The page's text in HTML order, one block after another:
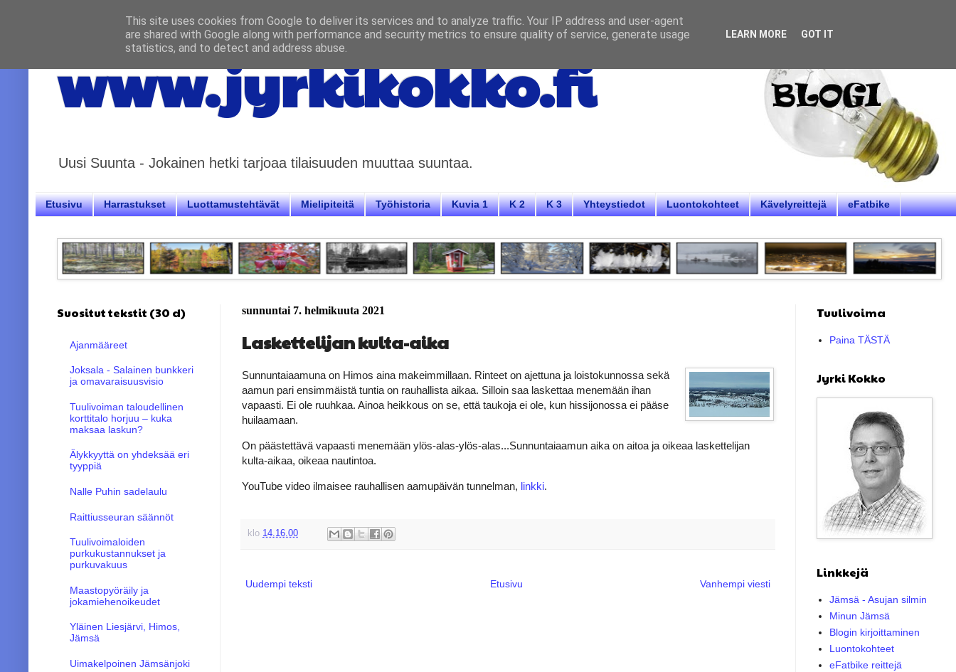
www.jyrkikokko.fi
Uusi Suunta - Jokainen hetki tarjoaa tilaisuuden muuttaa suuntaa.
Etusivu Harrastukset Luottamustehtävät Mielipiteitä Työhistoria Kuvia 1 K 2 K 3 Yhteystiedot Luontokohteet Kävelyreittejä eFatbike
sunnuntai 7. helmikuuta 2021
Laskettelijan kulta-aika
Sunnuntaiaamuna on Himos aina makeimmillaan. Rinteet on ajettuna ja loistokunnossa sekä
aamun pari ensimmäistä tuntia on rauhallista aikaa. Silloin saa laskettaa menemään ihan
vapaasti. Ei ole ruuhkaa. Ainoa heikkous on se, että taukoja ei ole, kun hissijonossa ei pääse
huilaamaan.
On päästettävä vapaasti menemään ylös-alas-ylös-alas...Sunnuntaiaamun aika on aitoa ja oikeaa laskettelijan
kulta-aikaa, oikeaa nautintoa.
YouTube video ilmaisee rauhallisen aamupäivän tunnelman, linkki.
klo 14.16.00
Uudempi teksti Vanhempi viesti
Etusivu
Suositut tekstit (30 d)
Ajanmääreet
Joksala - Salainen bunkkeri
ja omavaraisuusvisio
Tuulivoiman taloudellinen
korttitalo horjuu – kuka
maksaa laskun?
Älykkyyttä on yhdeksää eri
tyyppiä
Nalle Puhin sadelaulu
Raittiusseuran säännöt
Tuulivoimaloiden
purkukustannukset ja
purkuvakuus
Maastopyöräily ja
jokamiehenoikeudet
Yläinen Liesjärvi, Himos,
Jämsä
Uimakelpoinen Jämsänjoki
Tuulivoima
Paina TÄSTÄ
Jyrki Kokko
Linkkejä
Jämsä - Asujan silmin
Minun Jämsä
Blogin kirjoittaminen
Luontokohteet
eFatbike reittejä
This site uses cookies from Google to deliver its services and to analyze traffic. Your IP address and user-agent
are shared with Google along with performance and security metrics to ensure quality of service, generate usage
statistics, and to detect and address abuse.
LEARN MORE GOT IT